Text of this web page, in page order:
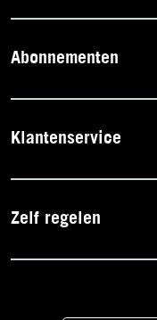
Abonnementen
Klantenservice
Zelf regelen